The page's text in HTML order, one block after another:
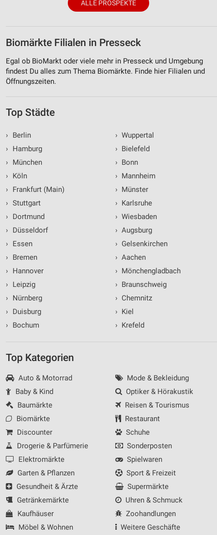
ALLE PROSPEKTE
Biomärkte Filialen in Presseck
Egal ob BioMarkt oder viele mehr in Presseck und Umgebung
findest Du alles zum Thema Biomärkte. Finde hier Filialen und
Öffnungszeiten.
Top Städte
›
Berlin
›
Hamburg
›
München
›
Köln
›
Frankfurt (Main)
› Stuttgart
›
Dortmund
›
Düsseldorf
›
Essen
›
Bremen
›
Hannover
›
Leipzig
›
Nürnberg
›
Duisburg
›
Bochum
› Wuppertal
› Bielefeld
› Bonn
› Mannheim
› Münster
› Karlsruhe
› Wiesbaden
› Augsburg
› Gelsenkirchen
› Aachen
› Mönchengladbach
› Braunschweig
› Chemnitz
› Kiel
› Krefeld
Top Kategorien
Auto & Motorrad
Baby & Kind
Baumärkte
Biomärkte
Discounter
Drogerie & Parfümerie
Elektromärkte
Garten & Pflanzen
Gesundheit & Ärzte
Getränkemärkte
Kaufhäuser
Möbel & Wohnen
Mode & Bekleidung
Optiker & Hörakustik
Reisen & Tourismus
Restaurant
Schuhe
Sonderposten
Spielwaren
Sport & Freizeit
Supermärkte
Uhren & Schmuck
Zoohandlungen
Weitere Geschäfte